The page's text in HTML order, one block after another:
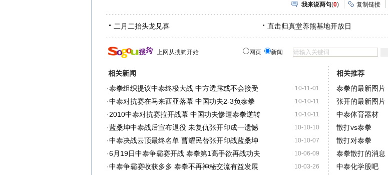
我来说两句(0) 复制链接
二月二抬头龙见喜 直击归真堂养熊基地开放日
上网从搜狗开始 网页 新闻
相关新闻
10-11-01
·泰拳组织提议中泰终极大战 中方透露或不会接受
10-10-11
·中泰对抗赛在马来西亚落幕 中国功夫2-3负泰拳
10-10-11
·2010中泰对抗赛拉开战幕 中国功夫惨遭泰拳逆转
10-10-10
·蓝桑坤中泰战后宣布退役 未复仇张开印成一遗憾
10-10-07
·中泰决战云顶最终名单 曹耀民替张开印战蓝桑坤
10-06-09
·6月19日中泰争霸赛开战 泰拳第1高手欲再战功夫
10-03-26
·中泰争霸赛收获多多 泰拳不再神秘交流有益发展
相关推荐
泰拳的最新图片
张开的最新图片
中泰体育器材
散打vs泰拳
散打对泰拳
泰拳散打的消息
中泰化学股吧